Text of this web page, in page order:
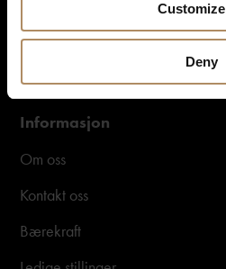
Customize
Deny
DH Insider
konferanse
Informasjon
Om oss
Kontakt oss
Bærekraft